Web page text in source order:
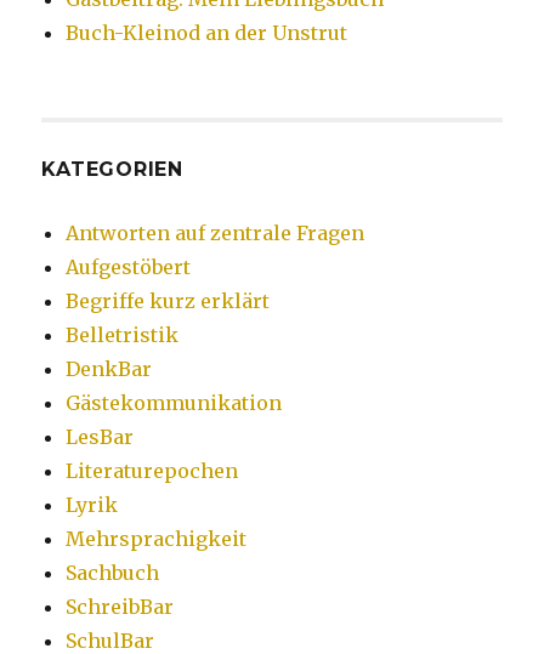
Buch-Kleinod an der Unstrut
KATEGORIEN
Antworten auf zentrale Fragen
Aufgestöbert
Begriffe kurz erklärt
Belletristik
DenkBar
Gästekommunikation
LesBar
Literaturepochen
Lyrik
Mehrsprachigkeit
Sachbuch
SchreibBar
SchulBar